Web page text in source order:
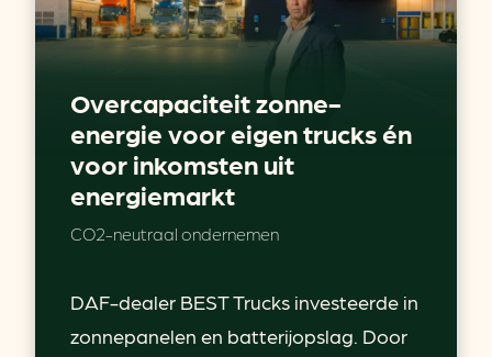
Overcapaciteit zonne-
energie voor eigen trucks én
voor inkomsten uit
energiemarkt
CO2-neutraal ondernemen
DAF-dealer BEST Trucks investeerde in
zonnepanelen en batterijopslag. Door